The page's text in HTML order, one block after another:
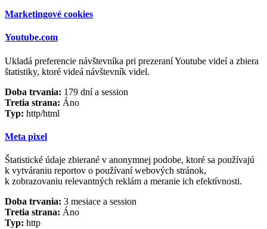
Marketingové cookies
Youtube.com
Ukladá preferencie návštevníka pri prezeraní Youtube videí a zbiera
štatistiky, ktoré videá návštevník videl.
Doba trvania: 179 dní a session
Tretia strana: Áno
Typ: http/html
Meta pixel
Štatistické údaje zbierané v anonymnej podobe, ktoré sa používajú
k vytváraniu reportov o používaní webových stránok,
k zobrazovaniu relevantných reklám a meranie ich efektívnosti.
Doba trvania: 3 mesiace a session
Tretia strana: Áno
Typ: http